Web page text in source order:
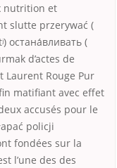
nutrition et
slutte przerywać (
остана́вливать (
d’actes de
Laurent Rouge Pur
matifiant avec effet
accusés pour le
policji
fondées sur la
l’une des des